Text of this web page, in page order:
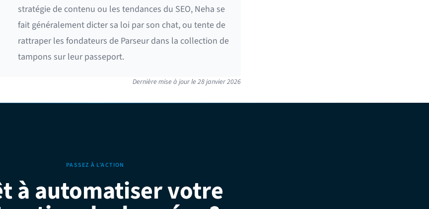
stratégie de contenu ou les tendances du SEO, Neha se
fait généralement dicter sa loi par son chat, ou tente de
rattraper les fondateurs de Parseur dans la collection de
tampons sur leur passeport.
Dernière mise à jour le28 janvier 2026
PASSEZ À L’ACTION
à automatiser votre